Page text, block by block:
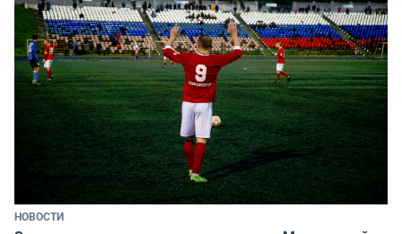
НОВОСТИ